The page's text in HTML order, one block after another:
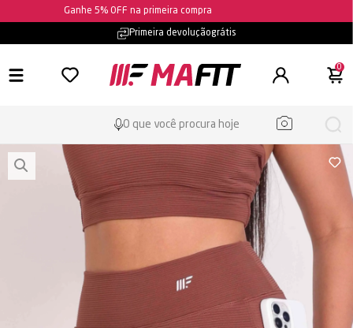
Ganhe 5% OFF na primeira compra
Frete grátis- confira as condições
0